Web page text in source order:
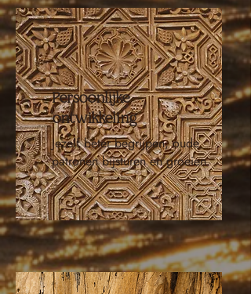
Persoonlijke
ontwikkeling
Jezelf beter begrijpen, oude
patronen bijsturen en groeien.